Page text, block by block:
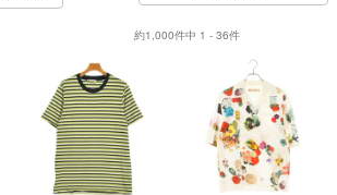
約1,000件中 1 - 36件